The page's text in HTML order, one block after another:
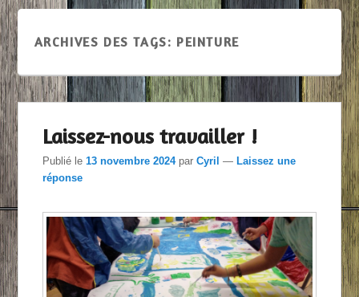
ARCHIVES DES TAGS: PEINTURE
Laissez-nous travailler !
Publié le13 novembre 2024 parCyril — Laissez une
réponse